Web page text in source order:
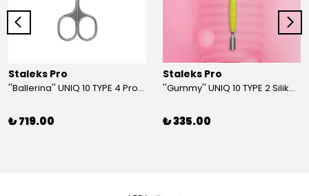
Staleks Pro
''Ballerina'' UNIQ 10 TYPE 4 Profesyonel Tırnak Eti Makası
₺ 719.00
Staleks Pro
''Gummy'' UNIQ 10 TYPE 2 Silikon Saplı Tırnak Eti İtici (Dar Yuvarlak + Yamuk İtici)
₺ 335.00